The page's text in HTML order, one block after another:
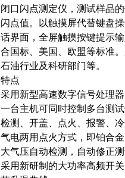
闭口闪点测定仪，测试样品
闪点值。以触摸屏代替键盘
话界面，全屏触摸按键提示
合国标、美国、欧盟等标准
石油行业及科研部门等。
特点
采用新型高速数字信号处理
一台主机可同时控制多台测
检测、开盖、点火、报警、
气电两用点火方式，即铂合
大气压自动检测，自动修正
采用新研制的大功率高频开